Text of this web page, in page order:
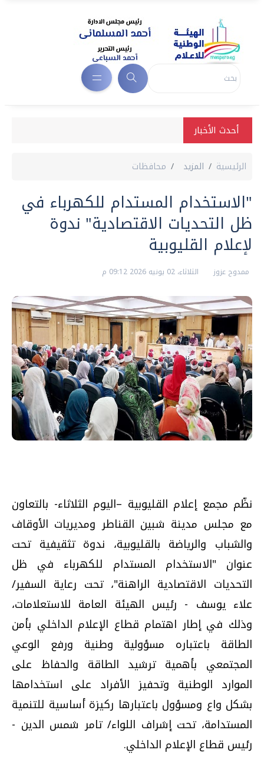
أحدث الأخبار
الرئيسية المزيد محافظات
"الاستخدام المستدام للكهرباء في
ظل التحديات الاقتصادية" ندوة
لإعلام القليوبية
ممدوح عزوز الثلاثاء، 02 يونيه 2026 09:12 م
نظّم مجمع إعلام القليوبية –اليوم الثلاثاء- بالتعاون
مع مجلس مدينة شبين القناطر ومديريات الأوقاف
والشباب والرياضة بالقليوبية، ندوة تثقيفية تحت
عنوان "الاستخدام المستدام للكهرباء في ظل
التحديات الاقتصادية الراهنة"، تحت رعاية السفير/
علاء يوسف - رئيس الهيئة العامة للاستعلامات،
وذلك في إطار اهتمام قطاع الإعلام الداخلي بأمن
الطاقة باعتباره مسؤولية وطنية ورفع الوعي
المجتمعي بأهمية ترشيد الطاقة والحفاظ على
الموارد الوطنية وتحفيز الأفراد على استخدامها
بشكل واع ومسؤول باعتبارها ركيزة أساسية للتنمية
المستدامة، تحت إشراف اللواء/ تامر شمس الدين -
رئيس قطاع الإعلام الداخلي.